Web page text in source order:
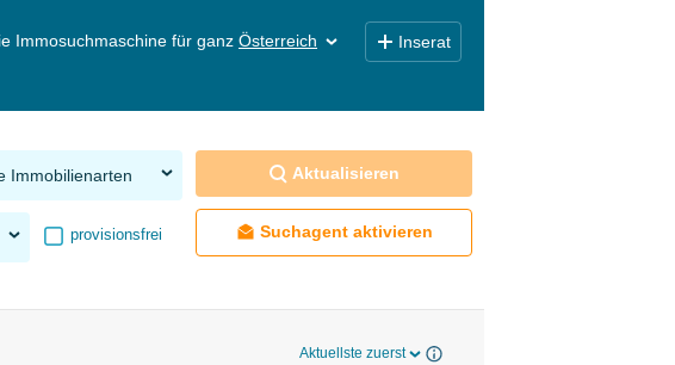
Immosuchmaschine für ganz Österreich Inserat
Immobilienarten
provisionsfrei
Aktualisieren
Suchagent aktivieren
Aktuellste zuerst